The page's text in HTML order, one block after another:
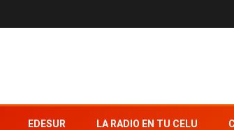
EDESUR LA RADIO EN TU CELU